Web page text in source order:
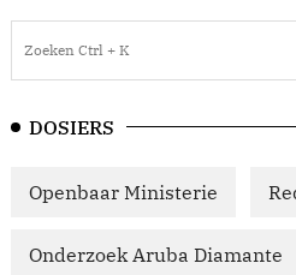
DOSIERS
Openbaar Ministerie
Onderzoek Aruba Diamante